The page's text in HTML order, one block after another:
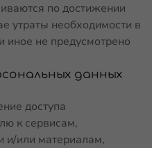
по достижении
утраты необходимости в
иное не предусмотрено
данных
доступа
к сервисам,
и/или материалам,